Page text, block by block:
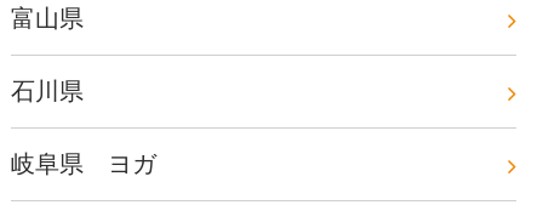
富山県
石川県
岐阜県 ヨガ